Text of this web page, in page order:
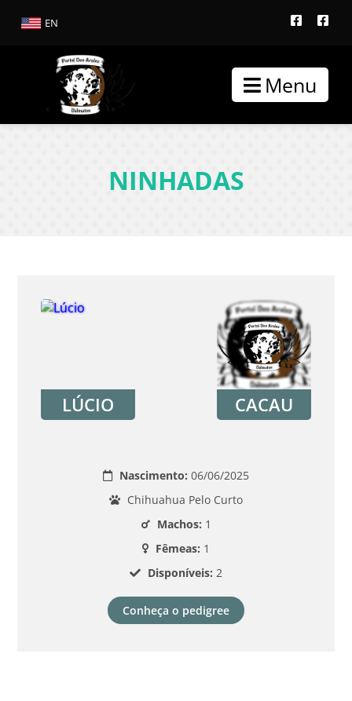
EN
Menu
NINHADAS
LÚCIO CACAU
Nascimento: 06/06/2025
Chihuahua Pelo Curto
Machos: 1
Fêmeas: 1
Disponíveis: 2
Conheça o pedigree